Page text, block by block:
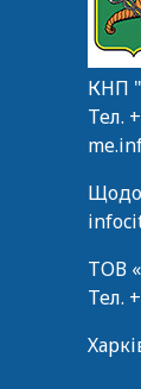
КНП
Тел.
ТОВ
Тел.